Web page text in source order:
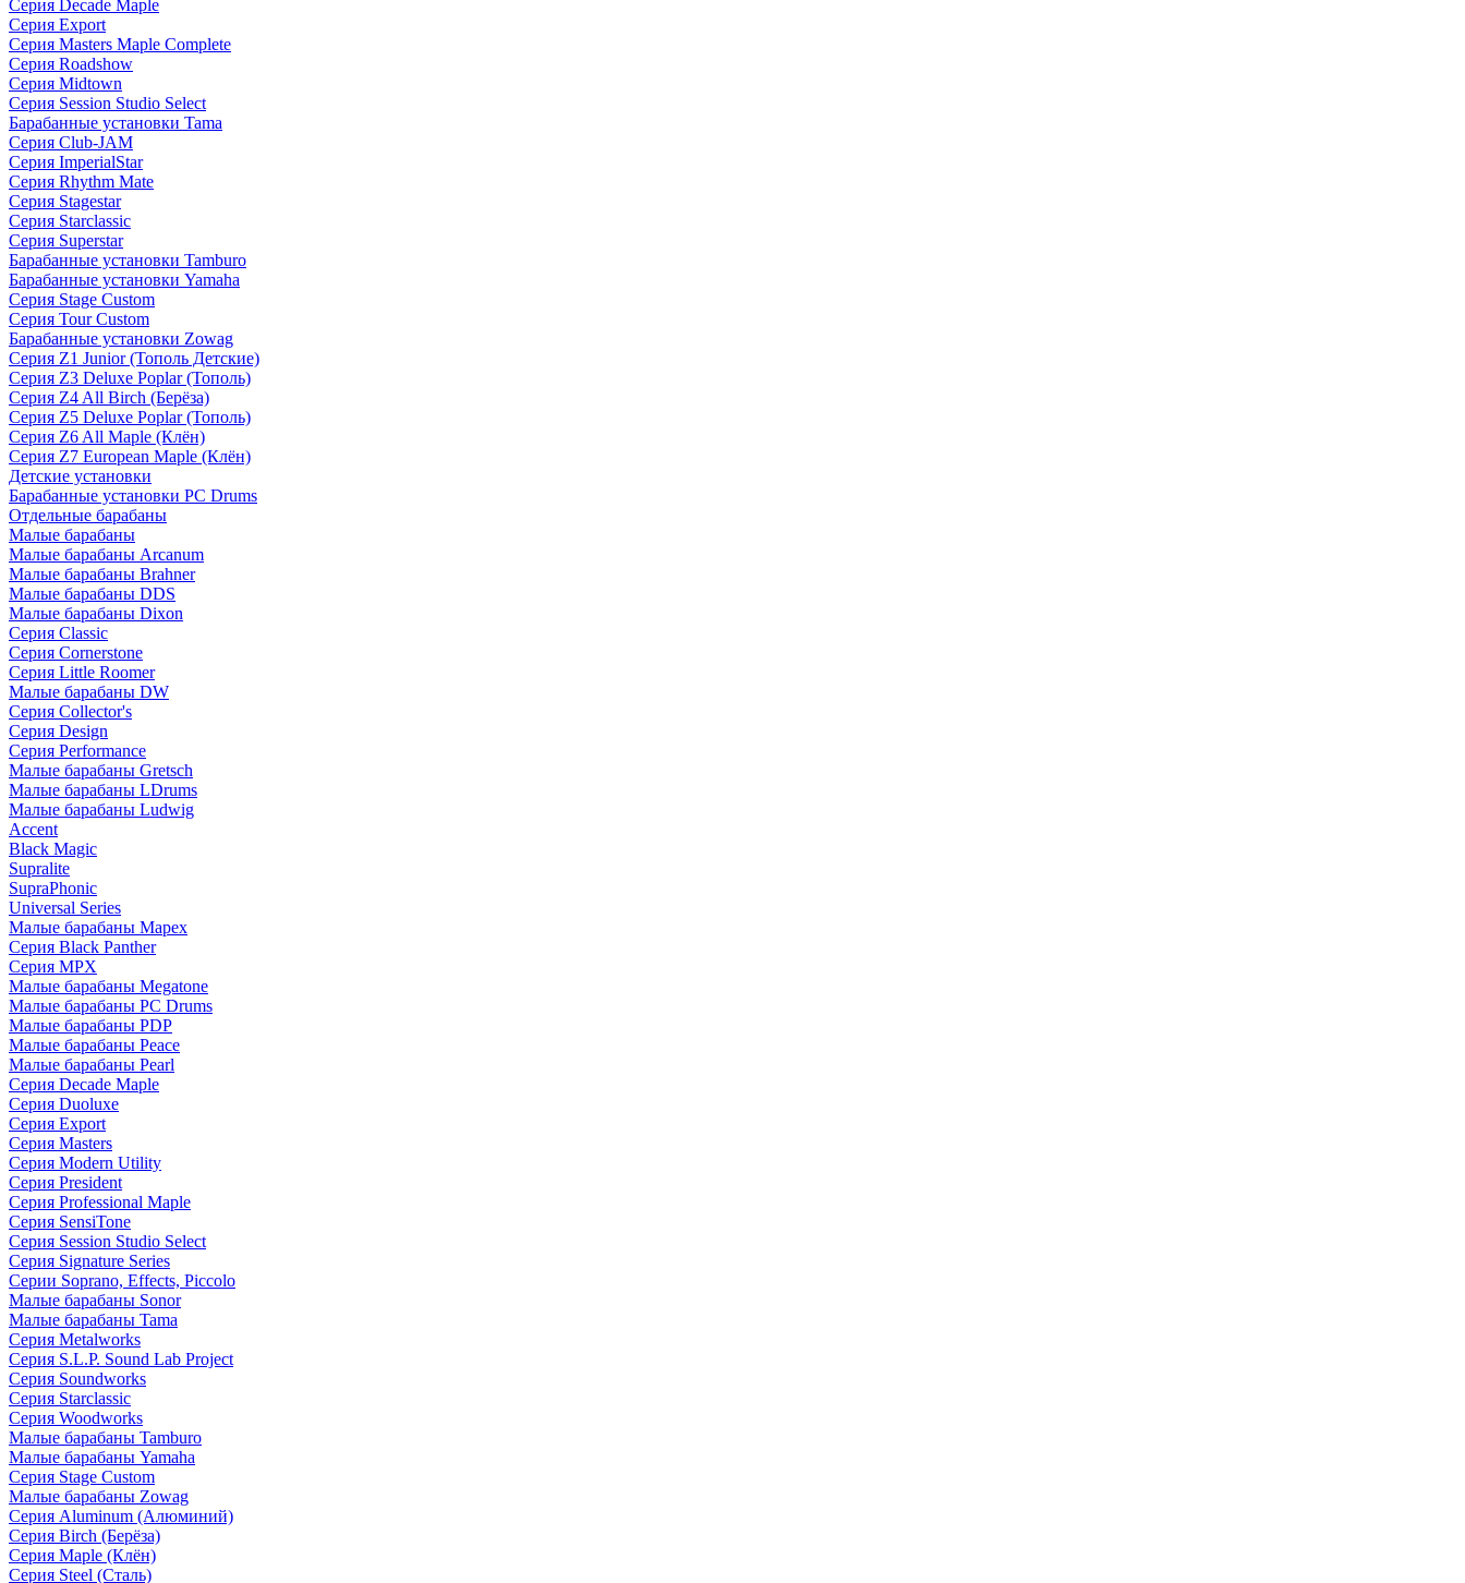
Серия Decade Maple
Серия Export
Серия Masters Maple Complete
Серия Roadshow
Серия Midtown
Серия Session Studio Select
Барабанные установки Tama
Серия Club-JAM
Серия ImperialStar
Серия Rhythm Mate
Серия Stagestar
Серия Starclassic
Серия Superstar
Барабанные установки Tamburo
Барабанные установки Yamaha
Серия Stage Custom
Серия Tour Custom
Барабанные установки Zowag
Серия Z1 Junior (Тополь Детские)
Серия Z3 Deluxe Poplar (Тополь)
Серия Z4 All Birch (Берёза)
Серия Z5 Deluxe Poplar (Тополь)
Серия Z6 All Maple (Клён)
Серия Z7 European Maple (Клён)
Детские установки
Барабанные установки PC Drums
Отдельные барабаны
Малые барабаны
Малые барабаны Arcanum
Малые барабаны Brahner
Малые барабаны DDS
Малые барабаны Dixon
Серия Classic
Серия Cornerstone
Серия Little Roomer
Малые барабаны DW
Серия Collector's
Серия Design
Серия Performance
Малые барабаны Gretsch
Малые барабаны LDrums
Малые барабаны Ludwig
Accent
Black Magic
Supralite
SupraPhonic
Universal Series
Малые барабаны Mapex
Серия Black Panther
Серия MPX
Малые барабаны Megatone
Малые барабаны PC Drums
Малые барабаны PDP
Малые барабаны Peace
Малые барабаны Pearl
Серия Decade Maple
Серия Duoluxe
Серия Export
Серия Masters
Серия Modern Utility
Серия President
Серия Professional Maple
Серия SensiTone
Серия Session Studio Select
Серия Signature Series
Серии Soprano, Effects, Piccolo
Малые барабаны Sonor
Малые барабаны Tama
Серия Metalworks
Серия S.L.P. Sound Lab Project
Серия Soundworks
Серия Starclassic
Серия Woodworks
Малые барабаны Tamburo
Малые барабаны Yamaha
Серия Stage Custom
Малые барабаны Zowag
Серия Aluminum (Алюминий)
Серия Birch (Берёза)
Серия Maple (Клён)
Серия Steel (Сталь)